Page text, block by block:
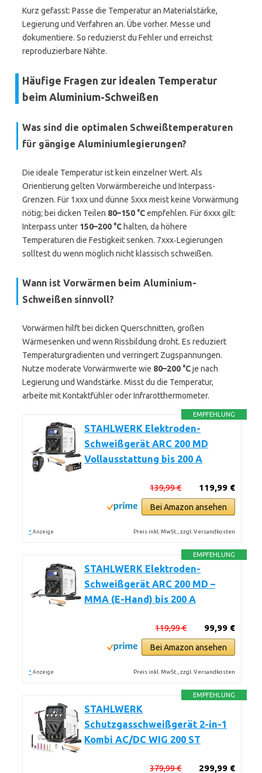
Kurz gefasst: Passe die Temperatur an Materialstärke,
Legierung und Verfahren an. Übe vorher. Messe und
dokumentiere. So reduzierst du Fehler und erreichst
reproduzierbare Nähte.
Häufige Fragen zur idealen Temperatur
beim Aluminium-Schweißen
Was sind die optimalen Schweißtemperaturen
für gängige Aluminiumlegierungen?
Die ideale Temperatur ist kein einzelner Wert. Als
Orientierung gelten Vorwärmbereiche und Interpass-
Grenzen. Für 1xxx und dünne 5xxx meist keine Vorwärmung
nötig; bei dicken Teilen 80–150 °Cempfehlen. Für 6xxx gilt:
Interpass unter 150–200 °C halten, da höhere
Temperaturen die Festigkeit senken. 7xxx‑Legierungen
solltest du wenn möglich nicht klassisch schweißen.
Wann ist Vorwärmen beim Aluminium-
Schweißen sinnvoll?
Vorwärmen hilft bei dicken Querschnitten, großen
Wärmesenken und wenn Rissbildung droht. Es reduziert
Temperaturgradienten und verringert Zugspannungen.
Nutze moderate Vorwärmwerte wie 80–200 °Cje nach
Legierung und Wandstärke. Misst du die Temperatur,
arbeite mit Kontaktfühler oder Infrarotthermometer.
EMPFEHLUNG
STAHLWERK Elektroden-
Schweißgerät ARC 200 MD
Vollausstattung bis 200 A
119,99 €
139,99 €
Bei Amazon ansehen
* Anzeige Preis inkl. MwSt., zzgl. Versandkosten
EMPFEHLUNG
STAHLWERK Elektroden-
Schweißgerät ARC 200 MD –
MMA (E-Hand) bis 200 A
99,99 €
119,99 €
Bei Amazon ansehen
* Anzeige Preis inkl. MwSt., zzgl. Versandkosten
EMPFEHLUNG
STAHLWERK
Schutzgasschweißgerät 2-in-1
Kombi AC/DC WIG 200 ST
299,99 €
379,99 €